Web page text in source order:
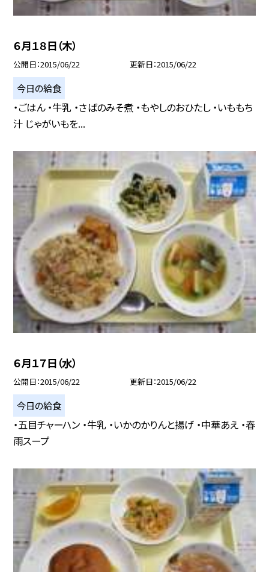
６月１８日（木）
公開日 2015/06/22 更新日 2015/06/22
今日の給食
・ごはん ・牛乳 ・さばのみそ煮 ・もやしのおひたし ・いももち
汁 じゃがいもを...
６月１７日（水）
公開日 2015/06/22 更新日 2015/06/22
今日の給食
・五目チャーハン ・牛乳 ・いかのかりんと揚げ ・中華あえ ・春
雨スープ